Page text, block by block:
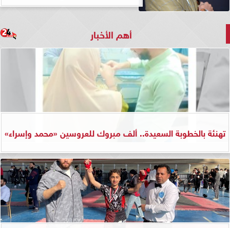
أهم الأخبار
تهنئة بالخطوبة السعيدة.. ألف مبروك للعروسين «محمد وإسراء»